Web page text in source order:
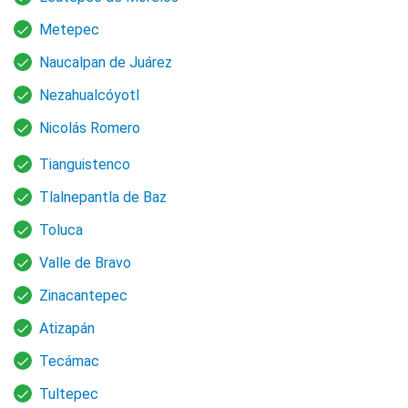
Metepec
Naucalpan de Juárez
Nezahualcóyotl
Nicolás Romero
Tianguistenco
Tlalnepantla de Baz
Toluca
Valle de Bravo
Zinacantepec
Atizapán
Tecámac
Tultepec